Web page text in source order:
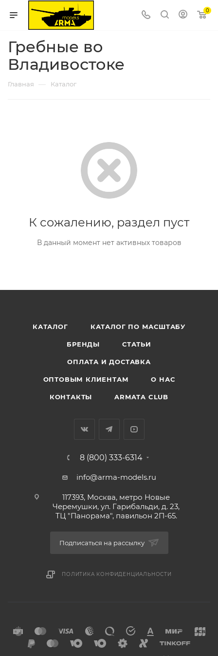
0
Гребные во
Владивостоке
Главная — Каталог
К сожалению, раздел пуст
В данный момент нет активных товаров
КАТАЛОГ КАТАЛОГ ПО МАСШТАБУ
БРЕНДЫ СТАТЬИ
ОПЛАТА И ДОСТАВКА
ОПТОВЫМ КЛИЕНТАМ О НАС
КОНТАКТЫ ARMATA CLUB
8 (800) 333-6314
info@arma-models.ru
117393, Москва, метро Новые
Черемушки, ул. Гарибальди, д. 23,
ТЦ "Панорама", павильон 2П-65.
Подписаться на рассылку
ПОЛИТИКА КОНФИДЕНЦИАЛЬНОСТИ